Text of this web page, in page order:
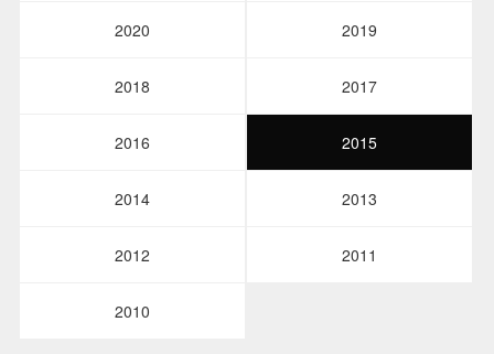
2020 2019
2018 2017
2016 2015
2014 2013
2012 2011
2010